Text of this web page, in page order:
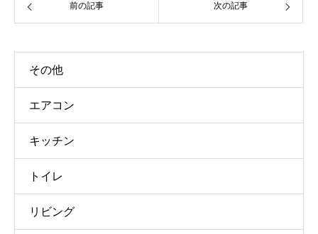
前の記事 次の記事
その他
エアコン
キッチン
トイレ
リビング